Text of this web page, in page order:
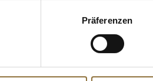
Präferenzen